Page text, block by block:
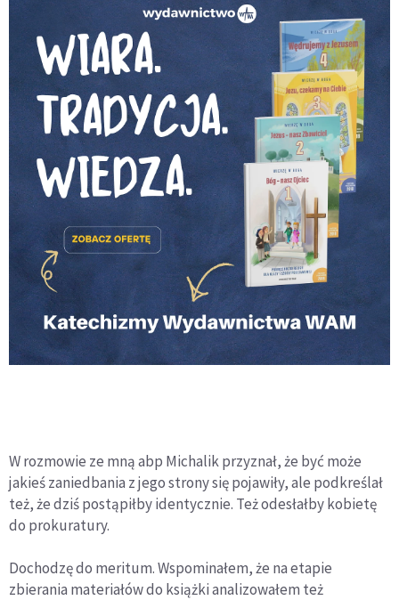
W rozmowie ze mną abp Michalik przyznał, że być może
jakieś zaniedbania z jego strony się pojawiły, ale podkreślał
też, że dziś postąpiłby identycznie. Też odesłałby kobietę
do prokuratury.
Dochodzę do meritum. Wspominałem, że na etapie
zbierania materiałów do książki analizowałem też